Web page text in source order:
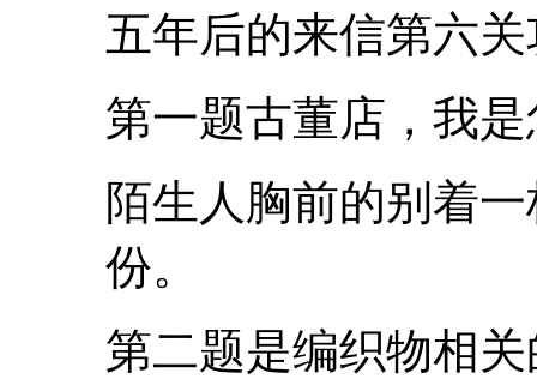
五年后的来信第六
第一题古董店，我
陌生人胸前的别着
份。
第二题是编织物相